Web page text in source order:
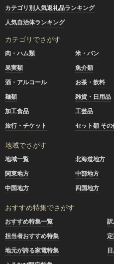
カテゴリ別人気返礼品ランキング
人気自治体ランキング
カテゴリでさがす
肉・ハム類 米・パン
果実類
魚介類
酒・アルコール
お茶・飲料
麺類
雑貨・日用品
加工食品
工芸品
旅行・チケット
セット類 その
地域でさがす
地域一覧 北海道地方
関東地方
中部地方
中国地方
四国地方
おすすめ特集でさがす
おすすめ特集一覧
担当者おすすめ特集
地元が誇る家電特集